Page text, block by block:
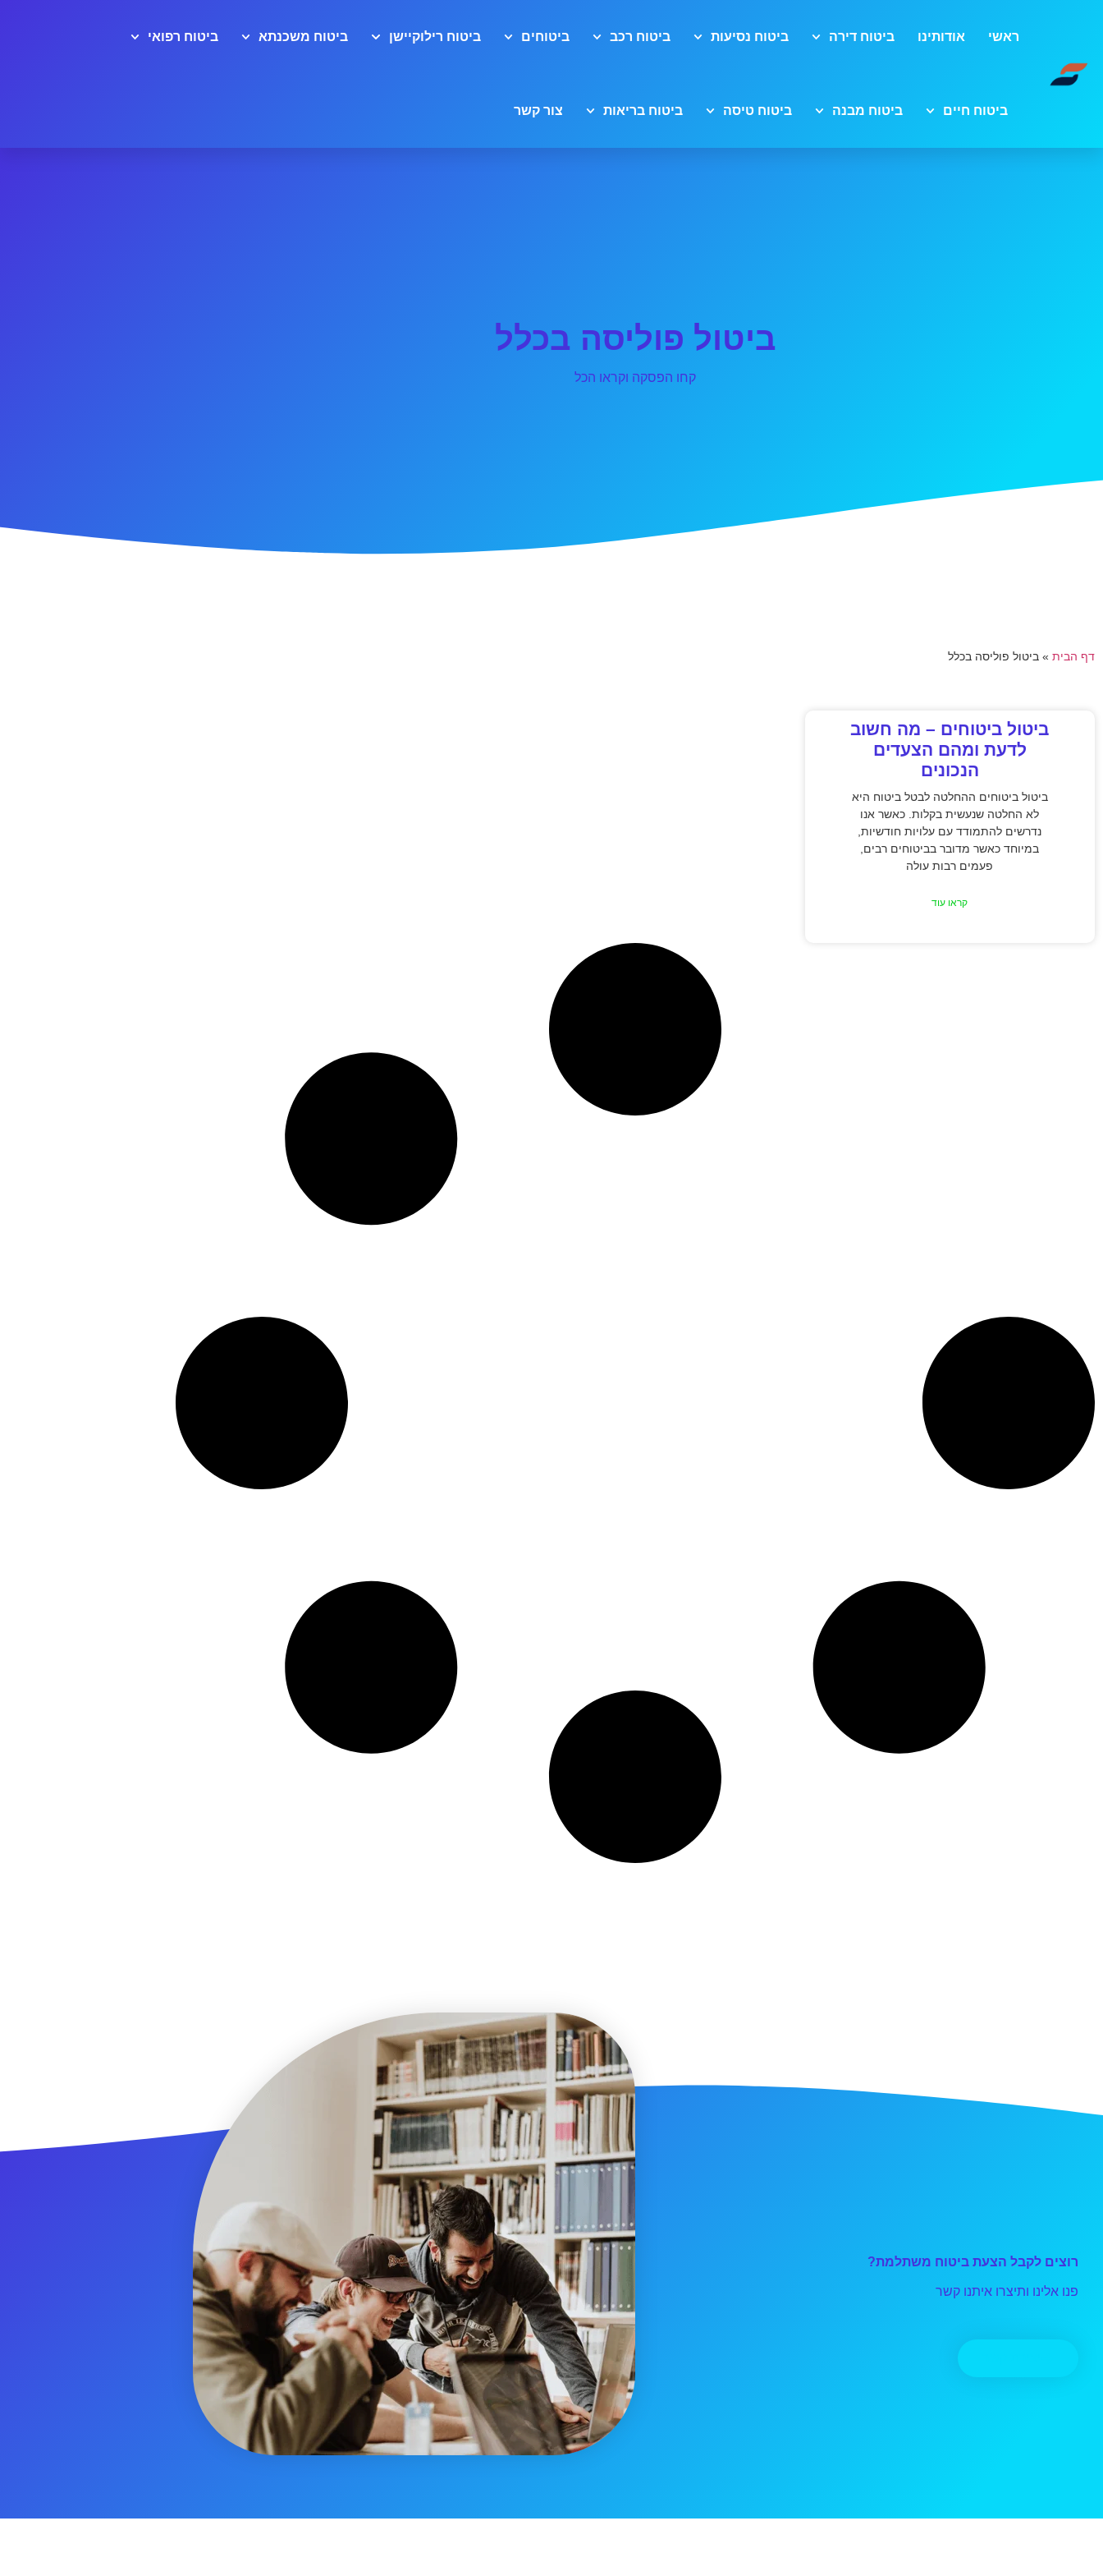
ראשי אודותינו ביטוח דירה ביטוח נסיעות ביטוח רכב ביטוחים ביטוח רילוקיישן ביטוח משכנתא ביטוח רפואי
ביטוח חיים ביטוח מבנה ביטוח טיסה ביטוח בריאות צור קשר
ביטול פוליסה בכלל
קחו הפסקה וקראו הכל
דף הבית » ביטול פוליסה בכלל
ביטול ביטוחים – מה חשוב
לדעת ומהם הצעדים
הנכונים
ביטול ביטוחים ההחלטה לבטל ביטוח היא
לא החלטה שנעשית בקלות. כאשר אנו
נדרשים להתמודד עם עלויות חודשיות,
במיוחד כאשר מדובר בביטוחים רבים,
פעמים רבות עולה
קראו עוד
רוצים לקבל הצעת ביטוח משתלמת?
פנו אלינו ותיצרו איתנו קשר